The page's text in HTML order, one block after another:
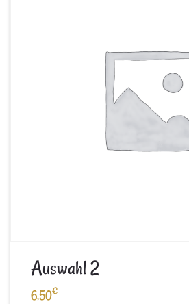
Auswahl 2
6,50€